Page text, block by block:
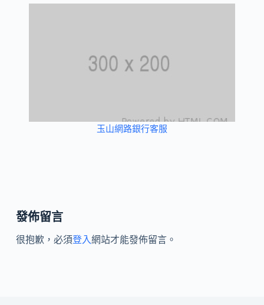
玉山網路銀行客服
發佈留言
很抱歉，必須登入網站才能發佈留言。